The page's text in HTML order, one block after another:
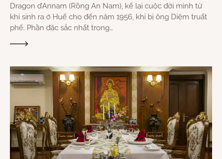
Dragon d’Annam (Rồng An Nam), kể lại cuộc đời mình từ
khi sinh ra ở Huế cho đến năm 1956, khi bị ông Diệm truất
phế. Phần đặc sắc nhất trong…